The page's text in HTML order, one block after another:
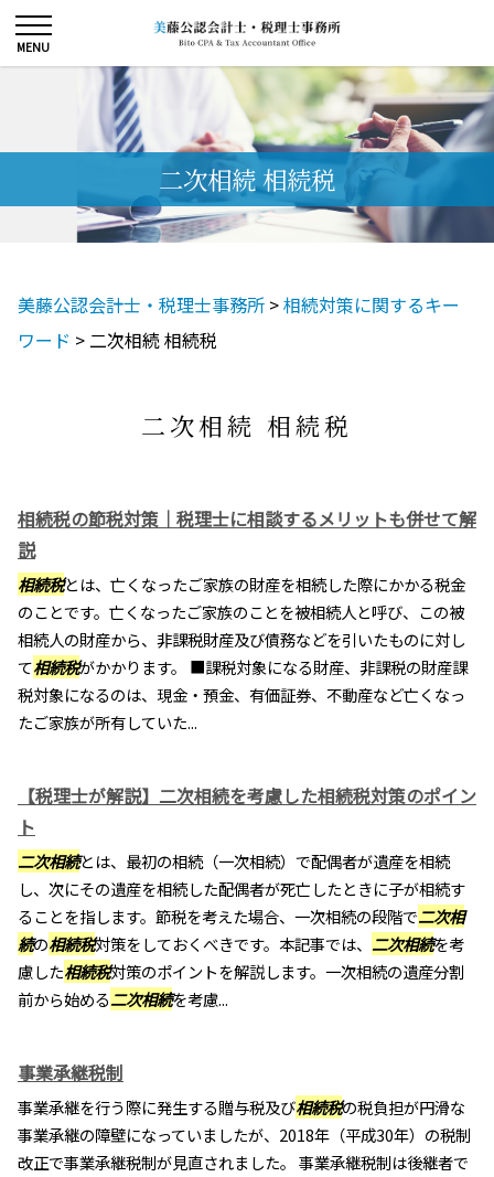
二次相続 相続税
美藤公認会計士・税理士事務所 >相続対策に関するキー
ワード >二次相続 相続税
二次相続 相続税
相続税の節税対策｜税理士に相談するメリットも併せて解
説
相続税とは、亡くなったご家族の財産を相続した際にかかる税金
のことです。亡くなったご家族のことを被相続人と呼び、この被
相続人の財産から、非課税財産及び債務などを引いたものに対し
て相続税がかかります。 ■課税対象になる財産、非課税の財産課
税対象になるのは、現金・預金、有価証券、不動産など亡くなっ
たご家族が所有していた...
【税理士が解説】二次相続を考慮した相続税対策のポイン
ト
二次相続とは、最初の相続（一次相続）で配偶者が遺産を相続
し、次にその遺産を相続した配偶者が死亡したときに子が相続す
ることを指します。節税を考えた場合、一次相続の段階で二次相
続の相続税対策をしておくべきです。本記事では、 二次相続を考
慮した相続税対策のポイントを解説します。一次相続の遺産分割
前から始める二次相続を考慮...
事業承継税制
事業承継を行う際に発生する贈与税及び相続税の税負担が円滑な
事業承継の障壁になっていましたが、2018年（平成30年）の税制
改正で事業承継税制が見直されました。 事業承継税制は後継者で